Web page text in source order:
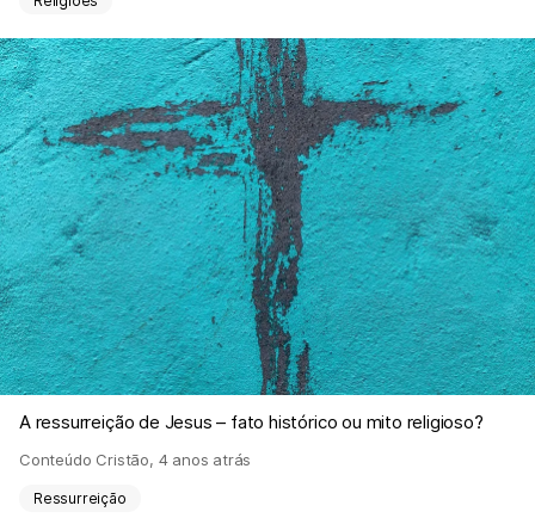
A ressurreição de Jesus – fato histórico ou mito religioso?
Conteúdo Cristão, 4 anos atrás
Ressurreição